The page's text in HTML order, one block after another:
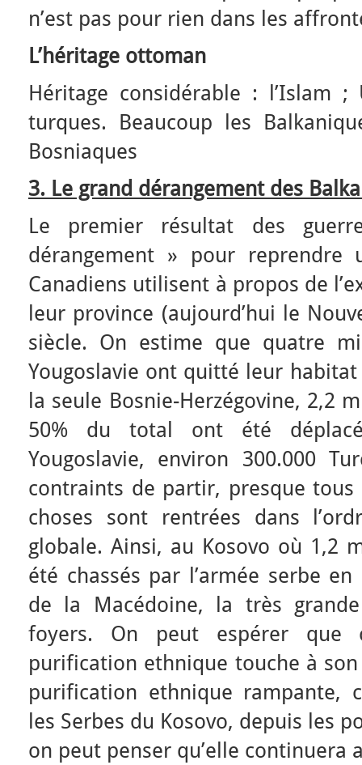
n’est pas pour rien dans les
L’héritage ottoman
Héritage considérable : l’Islam
turques. Beaucoup les
Bosniaques
3. Le grand dérangement des
Le premier résultat des
dérangement » pour reprendre
Canadiens utilisent à propos de
leur province (aujourd’hui le
siècle. On estime que quatre
Yougoslavie ont quitté leur
la seule Bosnie-Herzégovine, 2,2
50% du total ont été
Yougoslavie, environ 300.000
contraints de partir, presque tous
choses sont rentrées dans
globale. Ainsi, au Kosovo où 1,2
été chassés par l’armée serbe
de la Macédoine, la très
foyers. On peut espérer que
purification ethnique touche à
purification ethnique rampante,
les Serbes du Kosovo, depuis les
on peut penser qu’elle continuera